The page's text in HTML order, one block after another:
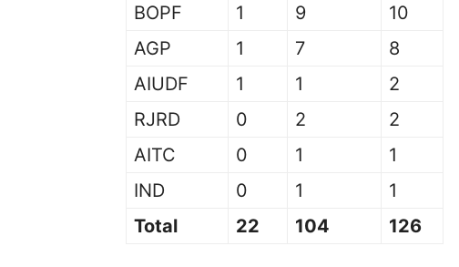
BOPF
1 9
10
AGP
1 7
8
AIUDF
1 1
2
RJRD
0 2
2
AITC
0 1
1
IND
0 1
1
Total
22 104 126